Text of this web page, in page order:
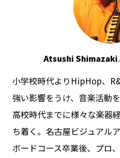
Atsushi
小学校時代よりHipHop、
強い影響をうけ、音楽活動を
高校時代までに様々な楽器
ち着く。名古屋ビジュアル
ボードコース卒業後、プロ